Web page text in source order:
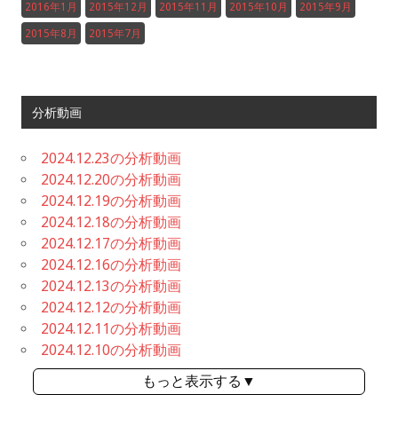
2016年1月 2015年12月 2015年11月 2015年10月 2015年9月
2015年8月 2015年7月
分析動画
2024.12.23の分析動画
2024.12.20の分析動画
2024.12.19の分析動画
2024.12.18の分析動画
2024.12.17の分析動画
2024.12.16の分析動画
2024.12.13の分析動画
2024.12.12の分析動画
2024.12.11の分析動画
2024.12.10の分析動画
もっと表示する▼